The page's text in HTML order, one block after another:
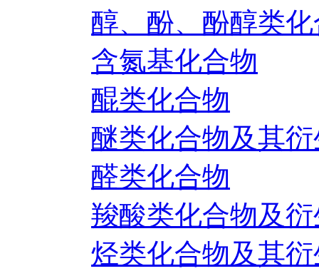
醇、酚、酚醇类
含氮基化合物
醌类化合物
醚类化合物及其
醛类化合物
羧酸类化合物及
烃类化合物及其